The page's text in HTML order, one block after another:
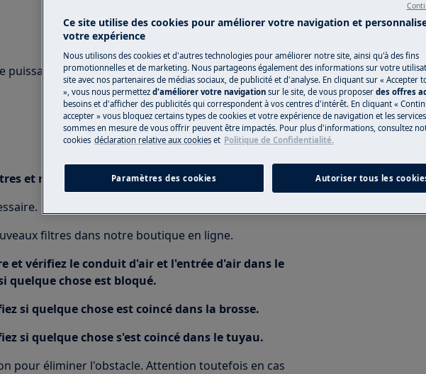
puissance d'aspiration réduite ou nulle
et remettez-les en place.
filtres dans notre boutique en ligne.
et vérifiez le conduit d'air et l'entrée d'air dans le
quelque chose est bloqué.
si quelque chose est coincé dans la brosse.
si quelque chose s'est coincé dans le tuyau.
pour éliminer l'obstacle. Attention toutefois en cas
Ce site utilise des cookies pour améliorer votre navigation et
votre expérience
Nous utilisons des cookies et d'autres technologies pour améliorer notre site, ainsi qu'à des fins
promotionnelles et de marketing. Nous partageons également des informations sur votre
site avec nos partenaires de médias sociaux, de publicité et d'analyse. En cliquant sur « Accepter
», vous nous permettez d'améliorer votre navigation sur le site, de vous proposer des offres
besoins et d'afficher des publicités qui correspondent à vos centres d'intérêt. En cliquant «
accepter » vous bloquez certains types de cookies et votre expérience de navigation et les
sommes en mesure de vous offrir peuvent être impactés. Pour plus d'informations, consultez
cookies déclaration relative aux cookies et Politique de Confidentialité.
Paramètres des cookies Autoriser tous les